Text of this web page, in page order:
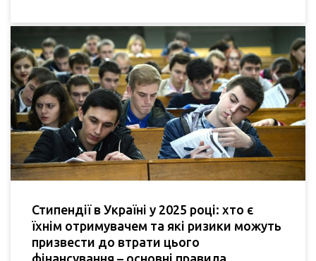
Стипендії в Україні у 2025 році: хто є
їхнім отримувачем та які ризики можуть
призвести до втрати цього